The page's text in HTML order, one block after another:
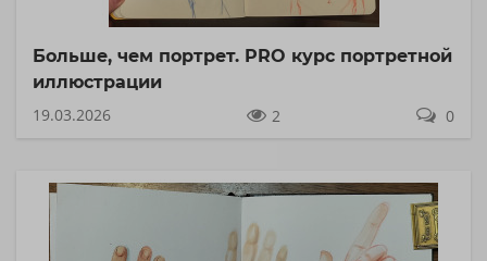
Больше, чем портрет. PRO курс портретной
иллюстрации
19.03.2026
2 0